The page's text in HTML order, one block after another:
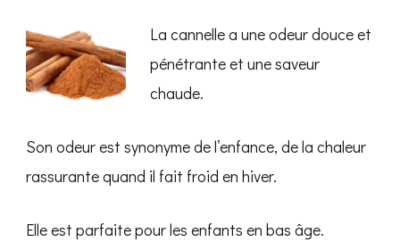
La cannelle a une odeur douce et
pénétrante et une saveur
chaude.
Son odeur est synonyme de l’enfance, de la chaleur
rassurante quand il fait froid en hiver.
Elle est parfaite pour les enfants en bas âge.